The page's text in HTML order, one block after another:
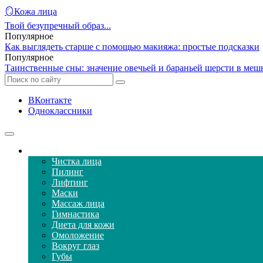
🪞Кожа лица
Твой безупречный образ...
Популярное
Как выглядеть старше с помощью макияжа: простые подсказки
Популярное
Таинственные сны: значение овечьей и бараньей шерсти в
ВКонтакте
Одноклассники
Чистка лица
Пилинг
Лифтинг
Маски
Массаж лица
Гимнастика
Диета для кожи
Омоложение
Вокруг глаз
Губы